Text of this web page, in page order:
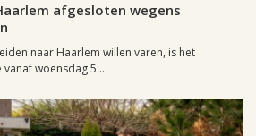
afgesloten wegens
naar Haarlem willen varen, is het
woensdag 5...